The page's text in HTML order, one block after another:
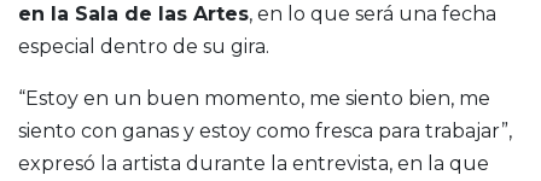
en la Sala de las Artes, en lo que será una fecha
especial dentro de su gira.
“Estoy en un buen momento, me siento bien, me
siento con ganas y estoy como fresca para trabajar”,
expresó la artista durante la entrevista, en la que